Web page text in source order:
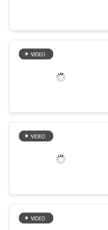
CIRCA
NOI
FABBRICA
CONTROLLO
CONTATTICI
Piccola
Unità di
ermetica